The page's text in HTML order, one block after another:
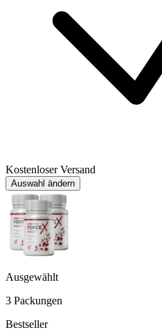
Kostenloser Versand
Auswahl ändern
Ausgewählt
3 Packungen
Bestseller